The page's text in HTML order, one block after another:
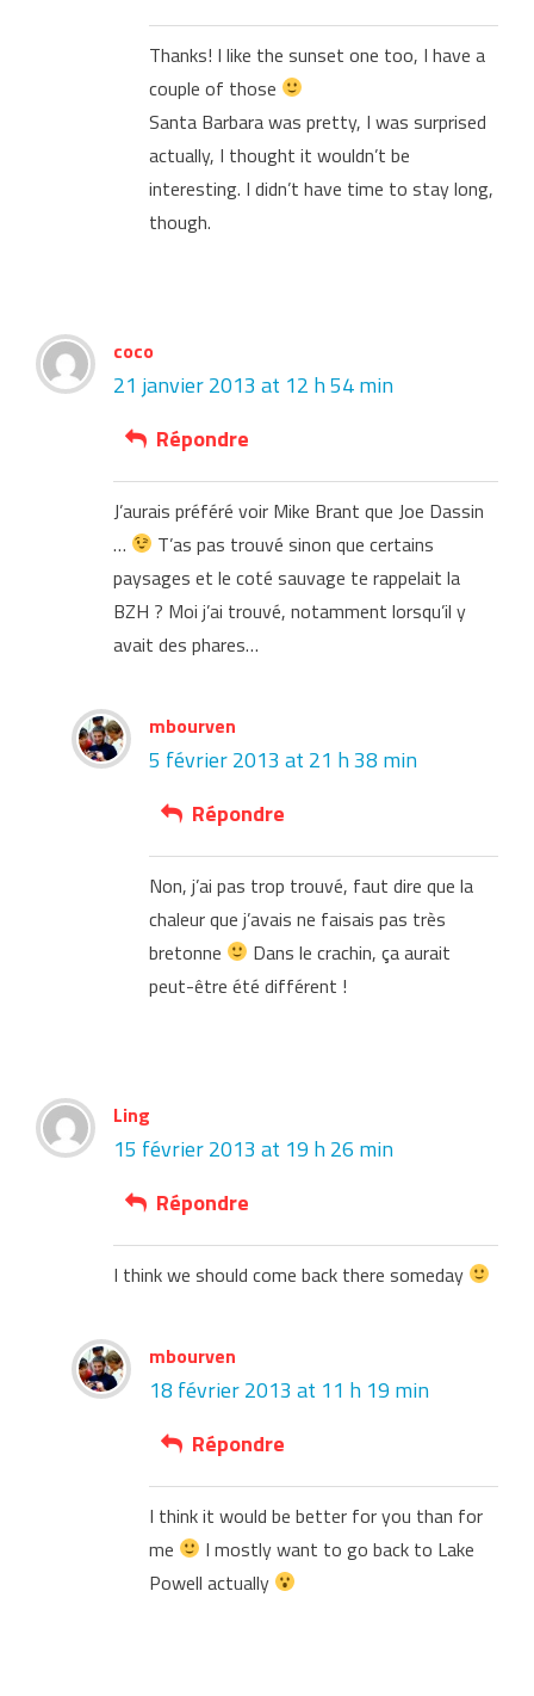
Thanks! I like the sunset one too, I have a
couple of those
Santa Barbara was pretty, I was surprised
actually, I thought it wouldn’t be
interesting. I didn’t have time to stay long,
though.
coco
21 janvier 2013 at 12 h 54 min
Répondre
J’aurais préféré voir Mike Brant que Joe Dassin
…
T’as pas trouvé sinon que certains
paysages et le coté sauvage te rappelait la
BZH ? Moi j’ai trouvé, notamment lorsqu’il y
avait des phares…
mbourven
5 février 2013 at 21 h 38 min
Répondre
Non, j’ai pas trop trouvé, faut dire que la
chaleur que j’avais ne faisais pas très
bretonne
Dans le crachin, ça aurait
peut-être été différent !
Ling
15 février 2013 at 19 h 26 min
Répondre
I think we should come back there someday
mbourven
18 février 2013 at 11 h 19 min
Répondre
I think it would be better for you than for
me
I mostly want to go back to Lake
Powell actually